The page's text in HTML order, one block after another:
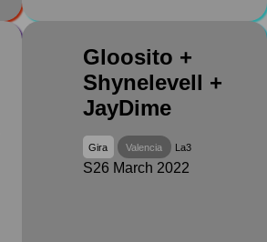
Gloosito +
Shynelevell +
JayDime
Gira Valencia La3
S26 March 2022